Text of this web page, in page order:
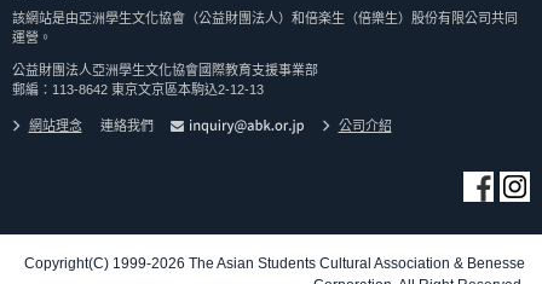
該網站是由亞洲學生文化協會（公益財團法人）和倍楽生（倍樂生）股份有限公司共同
運營。
公益財團法人亞洲學生文化協會國際教育支援事業部
郵編：113-8642 東京文京區本駒込2-12-13
網站理念 連絡我們 公司介紹
Copyright(C) 1999-2026 The Asian Students Cultural Association & Benesse